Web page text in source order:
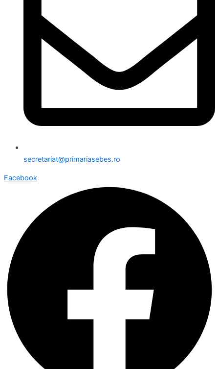
secretariat@primariasebes.ro
Facebook